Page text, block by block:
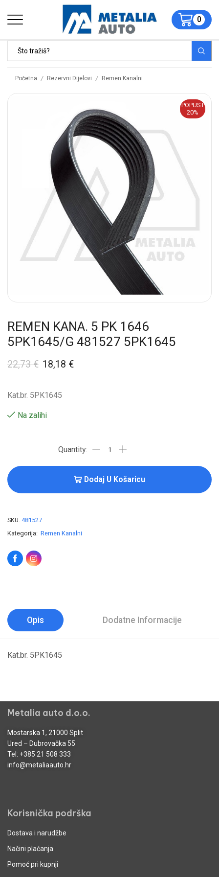
0
Početna / Rezervni Dijelovi / Remen Kanalni
POPUST
20%
REMEN KANA. 5 PK 1646
5PK1645/G 481527 5PK1645
22,73€ 18,18 €
Kat.br. 5PK1645
Na zalihi
Dodaj U Košaricu
SKU: 481527
Kategorija: Remen Kanalni
Opis Dodatne Informacije
Kat.br. 5PK1645
Metalia auto d.o.o.
Mostarska 1, 21000 Split
Ured – Dubrovačka 55
Tel: +385 21 508 333
info@metaliaauto.hr
Korisnička podrška
Dostava i narudžbe
Načini plaćanja
Pomoć pri kupnji